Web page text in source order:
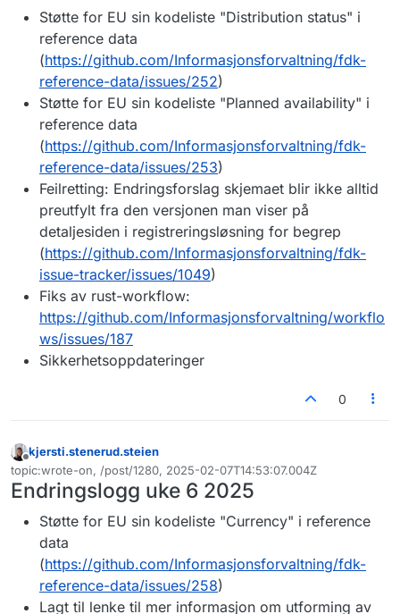
Støtte for EU sin kodeliste "Distribution status" i
reference data
(https://github.com/Informasjonsforvaltning/fdk-
reference-data/issues/252)
Støtte for EU sin kodeliste "Planned availability" i
reference data
(https://github.com/Informasjonsforvaltning/fdk-
reference-data/issues/253)
Feilretting: Endringsforslag skjemaet blir ikke alltid
preutfylt fra den versjonen man viser på
detaljesiden i registreringsløsning for begrep
(https://github.com/Informasjonsforvaltning/fdk-
issue-tracker/issues/1049)
Fiks av rust-workflow:
https://github.com/Informasjonsforvaltning/workflo
ws/issues/187
Sikkerhetsoppdateringer
0
Frakoblet
kjersti.stenerud.steien
topic:wrote-on, /post/1280, 2025-02-07T14:53:07.004Z
Sist endret av
Endringslogg uke 6 2025
Støtte for EU sin kodeliste "Currency" i reference
data
(https://github.com/Informasjonsforvaltning/fdk-
reference-data/issues/258)
Lagt til lenke til mer informasjon om utforming av